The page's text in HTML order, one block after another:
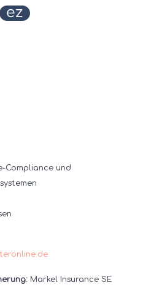
Compliance und
Markel Insurance SE